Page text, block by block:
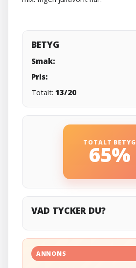
BETYG
Smak:
Pris:
Totalt: 13/20
TOTALT BETYG
65%
VAD TYCKER DU?
ANNONS